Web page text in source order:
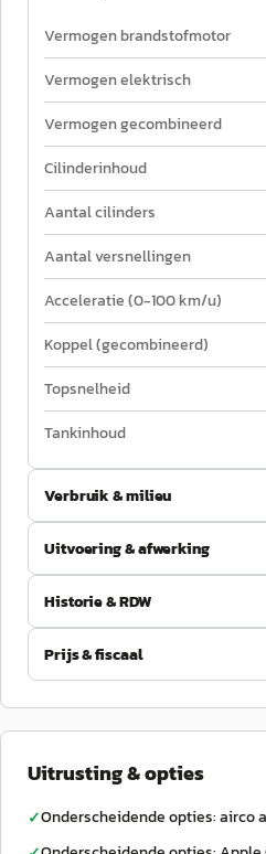
Vermogen brandstofmotor
Vermogen elektrisch
Vermogen gecombineerd
Cilinderinhoud
Aantal cilinders
Aantal versnellingen
Acceleratie (0-100 km/u)
Koppel (gecombineerd)
Topsnelheid
Tankinhoud
Verbruik & milieu
Uitvoering & afwerking
Historie & RDW
Prijs & fiscaal
Uitrusting & opties
✓Onderscheidende opties: airco